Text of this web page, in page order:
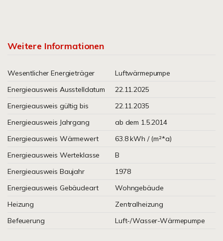
Weitere Informationen
Wesentlicher Energieträger
Luftwärmepumpe
Energieausweis Ausstelldatum
22.11.2025
Energieausweis gültig bis
22.11.2035
Energieausweis Jahrgang
ab dem 1.5.2014
Energieausweis Wärmewert
63.8 kWh / (m²*a)
Energieausweis Werteklasse
B
Energieausweis Baujahr
1978
Energieausweis Gebäudeart
Wohngebäude
Heizung
Zentralheizung
Befeuerung
Luft-/Wasser-Wärmepumpe